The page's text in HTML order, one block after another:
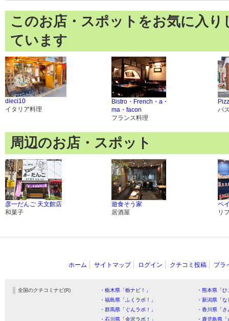
このお店・スポットをお気に入
ています
dieci10
イタリア料理
Bistro・French・a・
ma・facon
フランス料理
パ
周辺のお店・スポット
彦一だんご 天文館店
和菓子
遊食そう家
居酒屋
ペ
リ
ホーム サイトマップ ログイン クチコミ投稿 プラ
全国のクチコミナビ(R) ・栃木県「栃ナビ！」
・熊本県「
・福島県「ふくラボ！」
・新潟県「
・群馬県「ぐんラボ！」
・香川県「
・石川県「金沢ラボ！」
・鹿児島県